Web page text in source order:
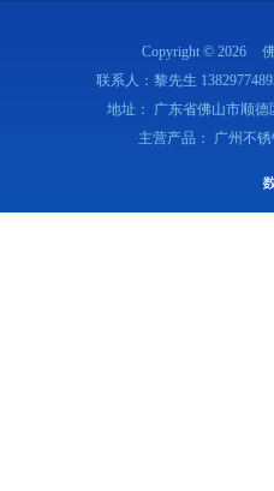
Copyright © 2026
联系人：黎先生
地址： 广东省佛山市顺
主营产品： 广州不